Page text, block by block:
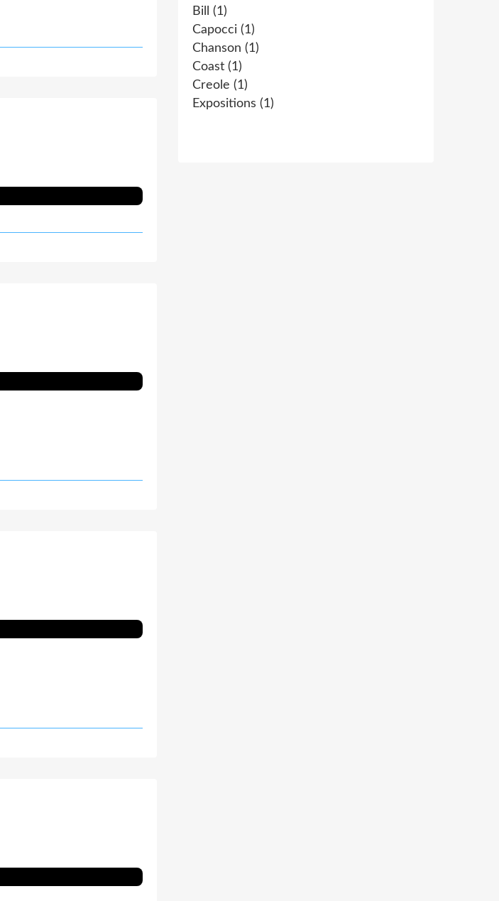
Bill
(1)
Capocci (1)
Chanson (1)
Coast (1)
Creole (1)
Expositions (1)